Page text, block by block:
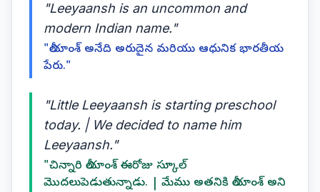
"Leeyaansh is an uncommon and
modern Indian name."
"లీయాంశ్ అనేది అరుదైన మరియు ఆధునిక భారతీయ
పేరు."
"Little Leeyaansh is starting preschool
today. | We decided to name him
Leeyaansh."
"చిన్నారి లీయాంశ్ ఈరోజు స్కూల్
మొదలుపెడుతున్నాడు. | మేము అతనికి లీయాంశ్ అని